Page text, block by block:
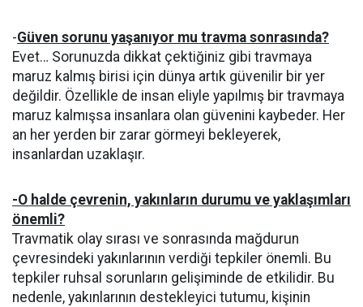
-Güven sorunu yaşanıyor mu travma sonrasında?
Evet… Sorunuzda dikkat çektiğiniz gibi travmaya
maruz kalmış birisi için dünya artık güvenilir bir yer
değildir. Özellikle de insan eliyle yapılmış bir travmaya
maruz kalmışsa insanlara olan güvenini kaybeder. Her
an her yerden bir zarar görmeyi bekleyerek,
insanlardan uzaklaşır.
-O halde çevrenin, yakınların durumu ve yaklaşımları
önemli?
Travmatik olay sırası ve sonrasında mağdurun
çevresindeki yakınlarının verdiği tepkiler önemli. Bu
tepkiler ruhsal sorunların gelişiminde de etkilidir. Bu
nedenle, yakınlarının destekleyici tutumu, kişinin